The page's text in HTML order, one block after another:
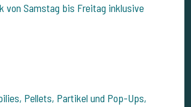
von Samstag bis Freitag inklusive
Pellets, Partikel und Pop-Ups,